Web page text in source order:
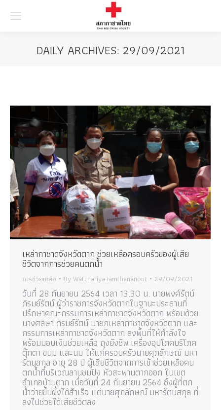
DAILY ARCHIVES: 29/09/2021
เหล่ากาชาดจังหวัดตาก ช่วยเหลือครอบครัวของผู้เสีย
ชีวิตจากการช่วยคนตกน้ำ
การช่วยเหลือ By Watchariya Iamthananont 29/09/2021
วันที่ 28 กันยายน 2564 เวลา 13.30 น. นายพงศ์รัตน์
ภิรมย์รัตน์ ผู้ว่าราชการจังหวัดตากในฐานะประธานที่
ปรึกษาคณะกรรมการเหล่ากาชาดจังหวัดตาก พร้อมด้วย
นางศลิษา ภิรมย์รัตน์ นายกเหล่ากาชาดจังหวัดตาก และ
กรรมการเหล่ากาชาดจังหวัดตาก ลงพื้นที่ให้กำลังใจ
พร้อมมอบเงินช่วยเหลือ ถุงยังชีพ เครื่องอุปโภคบริโภค
ตุ๊กตา ขนม และนม ให้แก่ครอบครัวนายศุภลักษณ์ มหา
รัตนสกุล อายุ 28 ปี ผู้เสียชีวิตจากการเข้าช่วยเหลือคน
ตกน้ำที่บริเวณลานชมปิง หัวสะพานตากออก ในเขต
อำเภอบ้านตาก เมื่อวันที่ 24 กันยายน 2564 ซึ่งผู้ที่ตก
น้ำว่ายขึ้นฝั่งได้สำเร็จ แต่นายศุภลักษณ์ มหารัตนสกุล ที่
ลงไปช่วยได้เสียชีวิตลง